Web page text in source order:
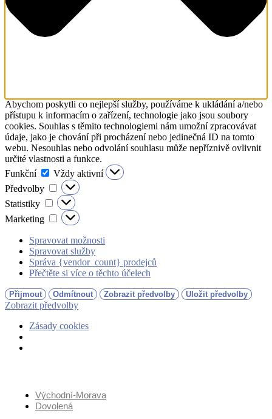
Abychom poskytli co nejlepší služby, používáme k ukládání a/nebo
přístupu k informacím o zařízení, technologie jako jsou soubory
cookies. Souhlas s těmito technologiemi nám umožní zpracovávat
údaje, jako je chování při procházení nebo jedinečná ID na tomto
webu. Nesouhlas nebo odvolání souhlasu může nepříznivě ovlivnit
určité vlastnosti a funkce.
Funkční
Funkční
Vždy aktivní
Předvolby
Předvolby
Statistiky
Statistiky
Marketing
Marketing
Spravovat možnosti
Spravovat služby
Správa {vendor_count} prodejců
Přečtěte si více o těchto účelech
Přijmout Odmítnout Zobrazit předvolby Uložit předvolby
Zobrazit předvolby
Zásady cookies
Východní-Morava
Dovolená